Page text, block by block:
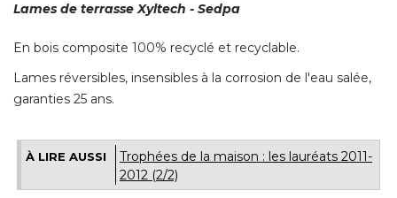
Lames de terrasse Xyltech - Sedpa
En bois composite 100% recyclé et recyclable.
Lames réversibles, insensibles à la corrosion de l'eau salée,
garanties 25 ans.
À LIRE AUSSI
Trophées de la maison : les lauréats 2011-
2012 (2/2)